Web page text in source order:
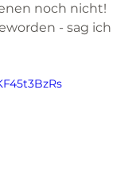
noch nicht!
- sag ich